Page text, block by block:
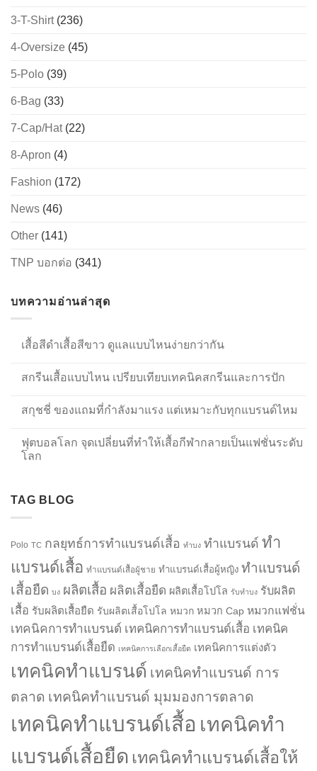
3-T-Shirt(236)
4-Oversize (45)
5-Polo (39)
6-Bag (33)
7-Cap/Hat(22)
8-Apron (4)
Fashion (172)
News (46)
Other (141)
TNP บอกต่อ (341)
บทความอ่านล่าสุด
เสื้อสีดำเสื้อสีขาว ดูแลแบบไหนง่ายกว่ากัน
สกรีนเสื้อแบบไหน เปรียบเทียบเทคนิคสกรีนและการปัก
สกุชชี่ ของแถมที่กำลังมาแรง แต่เหมาะกับทุกแบรนด์ไหม
ฟุตบอลโลก จุดเปลี่ยนที่ทำให้เสื้อกีฬากลายเป็นแฟชั่นระดับ
โลก
TAG BLOG
Polo TC กลยุทธ์การทำแบรนด์เสื้อ ทำบง ทำแบรนด์ ทำ
แบรนด์เสื้อ ทำแบรนด์เสื้อผู้ชาย ทำแบรนด์เสื้อผู้หญิง ทำแบรนด์
เสื้อยืด บง ผลิตเสื้อ ผลิตเสื้อยืด ผลิตเสื้อโปโล รับทำบง รับผลิต
เสื้อ รับผลิตเสื้อยืด รับผลิตเสื้อโปโล หมวก หมวก Cap หมวกแฟชั่น
เทคนิคการทำแบรนด์ เทคนิคการทำแบรนด์เสื้อ เทคนิค
การทำแบรนด์เสื้อยืด เทคนิคการเลือกเสื้อยืด เทคนิคการแต่งตัว
เทคนิคทำแบรนด์ เทคนิคทำแบรนด์ การ
ตลาด เทคนิคทำแบรนด์ มุมมองการตลาด
เทคนิคทำแบรนด์เสื้อ เทคนิคทำ
แบรนด์เสื้อยืด เทคนิคทำแบรนด์เสื้อให้